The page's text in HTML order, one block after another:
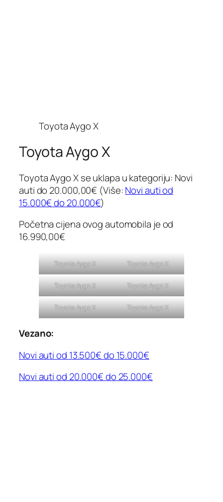
Toyota Aygo X
Toyota Aygo X
Toyota Aygo X se uklapa u kategoriju: Novi
auti do 20.000,00€ (Više:Novi auti od
15.000€ do 20.000€)
Početna cijena ovog automobila je od
16.990,00€
Toyota Aygo X Toyota Aygo X
Toyota Aygo X Toyota Aygo X
Toyota Aygo X Toyota Aygo X
Vezano:
Novi auti od 13.500€ do 15.000€
Novi auti od 20.000€ do 25.000€